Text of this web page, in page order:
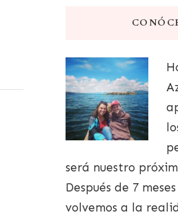
será nuestro
Después de 7
volvemos a la